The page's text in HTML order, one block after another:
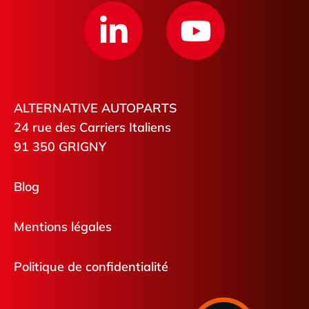
ALTERNATIVE AUTOPARTS
24 rue des Carriers Italiens
91 350 GRIGNY
Blog
Mentions légales
Politique de confidentialité